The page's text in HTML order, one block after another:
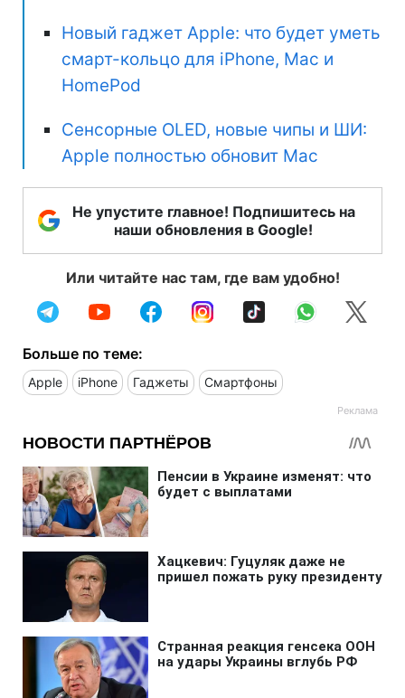
Новый гаджет Apple: что будет уметь
смарт-кольцо для iPhone, Mac и
HomePod
Сенсорные OLED, новые чипы и ШИ:
Apple полностью обновит Mac
Не упустите главное! Подпишитесь на
наши обновления в Google!
Или читайте нас там, где вам удобно!
Больше по теме:
Apple iPhone Гаджеты Смартфоны